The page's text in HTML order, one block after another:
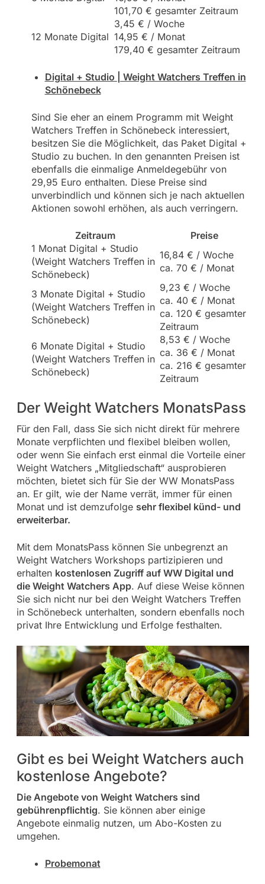
101,70 € gesamter Zeitraum
12 Monate Digital
3,45 € / Woche
14,95 € / Monat
179,40 € gesamter Zeitraum
Digital + Studio | Weight Watchers Treffen in
Schönebeck
Sind Sie eher an einem Programm mit Weight
Watchers Treffen in Schönebeck interessiert,
besitzen Sie die Möglichkeit, das Paket Digital +
Studio zu buchen. In den genannten Preisen ist
ebenfalls die einmalige Anmeldegebühr von
29,95 Euro enthalten. Diese Preise sind
unverbindlich und können sich je nach aktuellen
Aktionen sowohl erhöhen, als auch verringern.
Zeitraum
Preise
1 Monat Digital + Studio
(Weight Watchers Treffen in
Schönebeck)
16,84 € / Woche
ca. 70 € / Monat
3 Monate Digital + Studio
(Weight Watchers Treffen in
Schönebeck)
9,23 € / Woche
ca. 40 € / Monat
ca. 120 € gesamter
Zeitraum
6 Monate Digital + Studio
(Weight Watchers Treffen in
Schönebeck)
8,53 € / Woche
ca. 36 € / Monat
ca. 216 € gesamter
Zeitraum
Der Weight Watchers MonatsPass
Für den Fall, dass Sie sich nicht direkt für mehrere
Monate verpflichten und flexibel bleiben wollen,
oder wenn Sie einfach erst einmal die Vorteile einer
Weight Watchers „Mitgliedschaft“ ausprobieren
möchten, bietet sich für Sie der WW MonatsPass
an. Er gilt, wie der Name verrät, immer für einen
Monat und ist demzufolge sehr flexibel künd- und
erweiterbar.
Mit dem MonatsPass können Sie unbegrenzt an
Weight Watchers Workshops partizipieren und
erhalten kostenlosen Zugriff auf WW Digital und
die Weight Watchers App. Auf diese Weise können
Sie sich nicht nur bei den Weight Watchers Treffen
in Schönebeck unterhalten, sondern ebenfalls noch
privat Ihre Entwicklung und Erfolge festhalten.
Gibt es bei Weight Watchers auch
kostenlose Angebote?
Die Angebote von Weight Watchers sind
gebührenpflichtig. Sie können aber einige
Angebote einmalig nutzen, um Abo-Kosten zu
umgehen.
Probemonat